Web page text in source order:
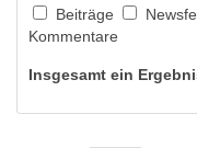
Beiträge
Kommentare
Insgesamt ein